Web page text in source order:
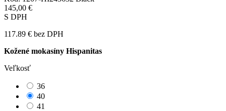
145,00 €
S DPH
117.89 € bez DPH
Kožené mokasíny Hispanitas
Veľkosť
36
40
41